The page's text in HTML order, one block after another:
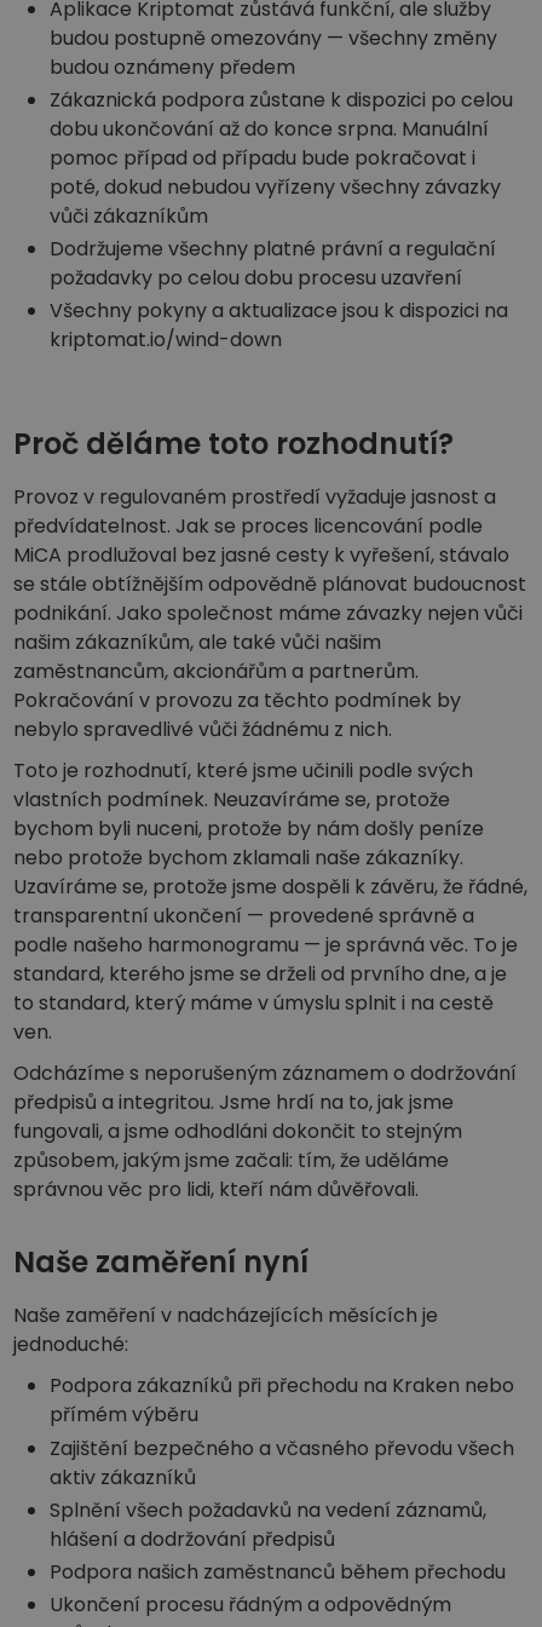
Aplikace Kriptomat zůstává funkční, ale služby
budou postupně omezovány — všechny změny
budou oznámeny předem
Zákaznická podpora zůstane k dispozici po celou
dobu ukončování až do konce srpna. Manuální
pomoc případ od případu bude pokračovat i
poté, dokud nebudou vyřízeny všechny závazky
vůči zákazníkům
Dodržujeme všechny platné právní a regulační
požadavky po celou dobu procesu uzavření
Všechny pokyny a aktualizace jsou k dispozici na
kriptomat.io/wind-down
Proč děláme toto rozhodnutí?
Provoz v regulovaném prostředí vyžaduje jasnost a
předvídatelnost. Jak se proces licencování podle
MiCA prodlužoval bez jasné cesty k vyřešení, stávalo
se stále obtížnějším odpovědně plánovat budoucnost
podnikání. Jako společnost máme závazky nejen vůči
našim zákazníkům, ale také vůči našim
zaměstnancům, akcionářům a partnerům.
Pokračování v provozu za těchto podmínek by
nebylo spravedlivé vůči žádnému z nich.
Toto je rozhodnutí, které jsme učinili podle svých
vlastních podmínek. Neuzavíráme se, protože
bychom byli nuceni, protože by nám došly peníze
nebo protože bychom zklamali naše zákazníky.
Uzavíráme se, protože jsme dospěli k závěru, že řádné,
transparentní ukončení — provedené správně a
podle našeho harmonogramu — je správná věc. To je
standard, kterého jsme se drželi od prvního dne, a je
to standard, který máme v úmyslu splnit i na cestě
ven.
Odcházíme s neporušeným záznamem o dodržování
předpisů a integritou. Jsme hrdí na to, jak jsme
fungovali, a jsme odhodláni dokončit to stejným
způsobem, jakým jsme začali: tím, že uděláme
správnou věc pro lidi, kteří nám důvěřovali.
Naše zaměření nyní
Naše zaměření v nadcházejících měsících je
jednoduché:
Podpora zákazníků při přechodu na Kraken nebo
přímém výběru
Zajištění bezpečného a včasného převodu všech
aktiv zákazníků
Splnění všech požadavků na vedení záznamů,
hlášení a dodržování předpisů
Podpora našich zaměstnanců během přechodu
Ukončení procesu řádným a odpovědným